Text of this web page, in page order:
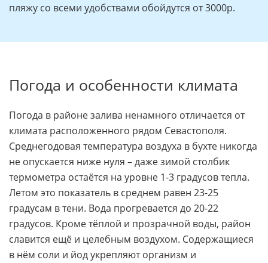
пляжу со всеми удобствами обойдутся от 3000р.
Погода и особенности климата
Погода в районе залива ненамного отличается от
климата расположенного рядом Севастополя.
Среднегодовая температура воздуха в бухте никогда
не опускается ниже нуля – даже зимой столбик
термометра остаётся на уровне 1-3 градусов тепла.
Летом это показатель в среднем равен 23-25
градусам в тени. Вода прогревается до 20-22
градусов. Кроме тёплой и прозрачной воды, район
славится ещё и целебным воздухом. Содержащиеся
в нём соли и йод укрепляют организм и